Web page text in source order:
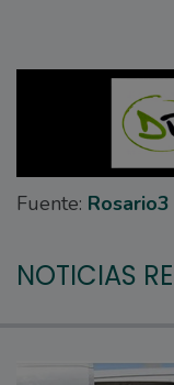
Fuente: Rosario3
NOTICIAS